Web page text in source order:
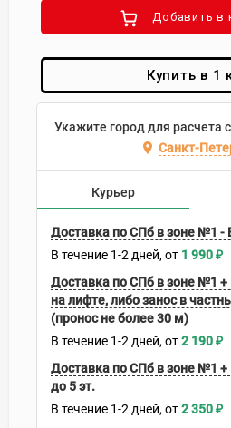
Добавить в
Купить в 1
Укажите город для расчета
Санкт-
Курьер
Доставка по СПб в зоне №1 -
В течение 1-2 дней 1 990₽
Доставка по СПб в зоне №1
на лифте, либо занос в
(пронос не более 30 м)
В течение 1-2 дней 2 190₽
Доставка по СПб в зоне №1
до 5 эт.
В течение 1-2 дней 2 350₽